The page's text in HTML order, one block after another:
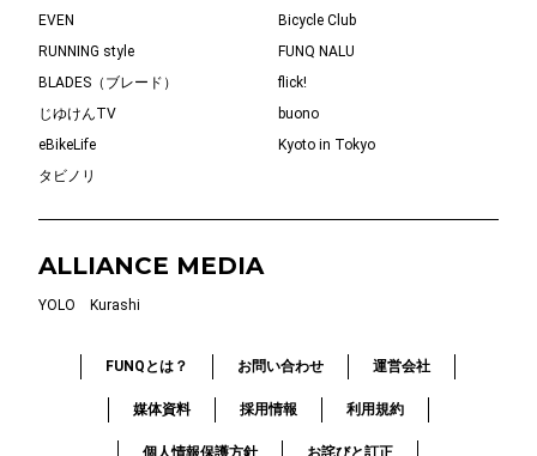
EVEN
Bicycle Club
RUNNING style
FUNQ NALU
BLADES（ブレード）
flick!
じゆけんTV
buono
eBikeLife
Kyoto in Tokyo
タビノリ
ALLIANCE MEDIA
YOLO Kurashi
FUNQとは？ お問い合わせ 運営会社
媒体資料 採用情報 利用規約
個人情報保護方針 お詫びと訂正